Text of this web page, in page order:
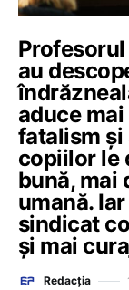
au
aduce
fatalism şi
copiilor le
bună, mai
umană.
sindicat
şi mai
Redacția